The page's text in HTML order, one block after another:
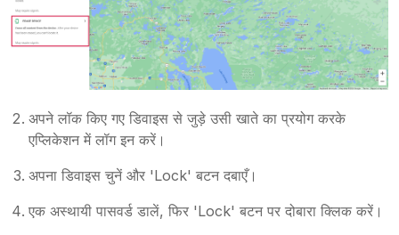
अपने लॉक किए गए डिवाइस से जुड़े उसी खाते का प्रयोग करके
एप्लिकेशन में लॉग इन करें।
अपना डिवाइस चुनें और 'Lock' बटन दबाएँ।
एक अस्थायी पासवर्ड डालें, फिर 'Lock' बटन पर दोबारा क्लिक करें।